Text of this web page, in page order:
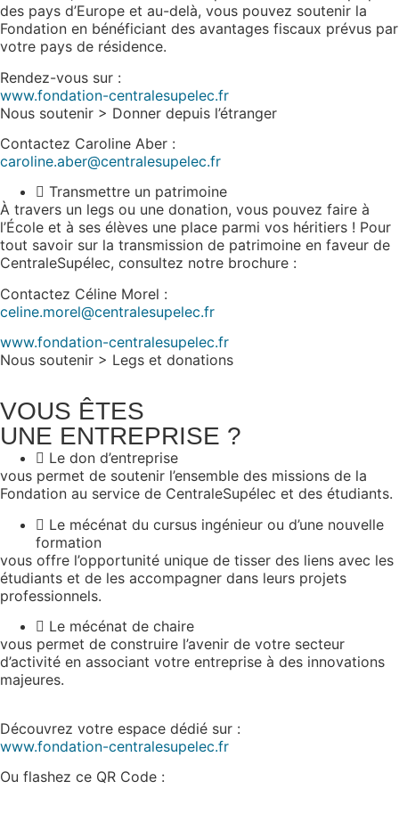
des pays d’Europe et au-delà, vous pouvez soutenir la
Fondation en bénéficiant des avantages fiscaux prévus par
votre pays de résidence.
Rendez-vous sur :
www.fondation-centralesupelec.fr
Nous soutenir > Donner depuis l’étranger
Contactez Caroline Aber :
caroline.aber@centralesupelec.fr
Transmettre un patrimoine
À travers un legs ou une donation, vous pouvez faire à
l’École et à ses élèves une place parmi vos héritiers ! Pour
tout savoir sur la transmission de patrimoine en faveur de
CentraleSupélec, consultez notre brochure :
Contactez Céline Morel :
celine.morel@centralesupelec.fr
www.fondation-centralesupelec.fr
Nous soutenir > Legs et donations
VOUS ÊTES
UNE ENTREPRISE ?
Le don d’entreprise
vous permet de soutenir l’ensemble des missions de la
Fondation au service de CentraleSupélec et des étudiants.
Le mécénat du cursus ingénieur ou d’une nouvelle
formation
vous offre l’opportunité unique de tisser des liens avec les
étudiants et de les accompagner dans leurs projets
professionnels.
Le mécénat de chaire
vous permet de construire l’avenir de votre secteur
d’activité en associant votre entreprise à des innovations
majeures.
Découvrez votre espace dédié sur :
www.fondation-centralesupelec.fr
Ou flashez ce QR Code :